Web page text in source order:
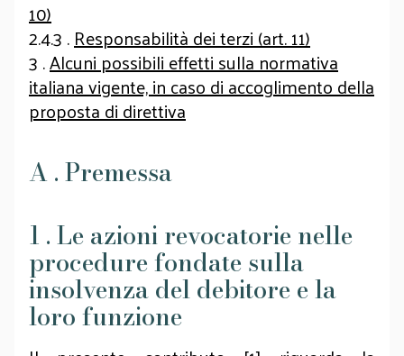
10)
2.4.3 .Responsabilità dei terzi (art. 11)
3 .Alcuni possibili effetti sulla normativa
italiana vigente, in caso di accoglimento della
proposta di direttiva
A . Premessa
1 . Le azioni revocatorie nelle
procedure fondate sulla
insolvenza del debitore e la
loro funzione